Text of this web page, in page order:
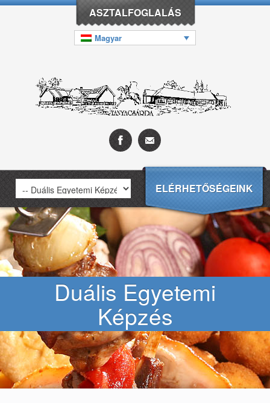
ASZTALFOGLALÁS
Magyar
ELÉRHETŐSÉGEINK
Duális Egyetemi
Képzés